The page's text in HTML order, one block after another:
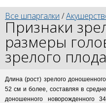
Все шпаргалки /
Признаки
размеры
зрелого плода
Длина (рост) зрелого
52 см и более, составляя в
доношенного новорожденного